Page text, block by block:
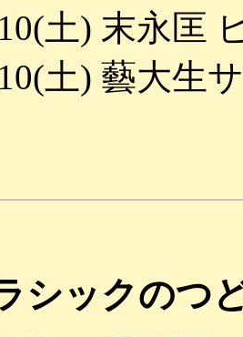
土) 末永匡
土) 藝大生
シックのつ